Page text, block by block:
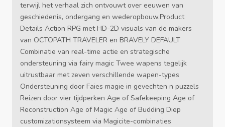
terwijl het verhaal zich ontvouwt over eeuwen van
geschiedenis, ondergang en wederopbouw.Product
Details Action RPG met HD-2D visuals van de makers
van OCTOPATH TRAVELER en BRAVELY DEFAULT
Combinatie van real-time actie en strategische
ondersteuning via fairy magic Twee wapens tegelijk
uitrustbaar met zeven verschillende wapen-types
Ondersteuning door Faies magie in gevechten n puzzels
Reizen door vier tijdperken Age of Safekeeping Age of
Reconstruction Age of Magic Age of Budding Diep
customizationsysteem via Magicite-combinaties